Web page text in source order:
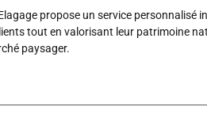
propose un service personnalisé
tout en valorisant leur patrimoine
paysager.